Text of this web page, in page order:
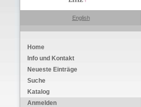
English
Home
Info und Kontakt
Neueste Einträge
Suche
Katalog
Anmelden